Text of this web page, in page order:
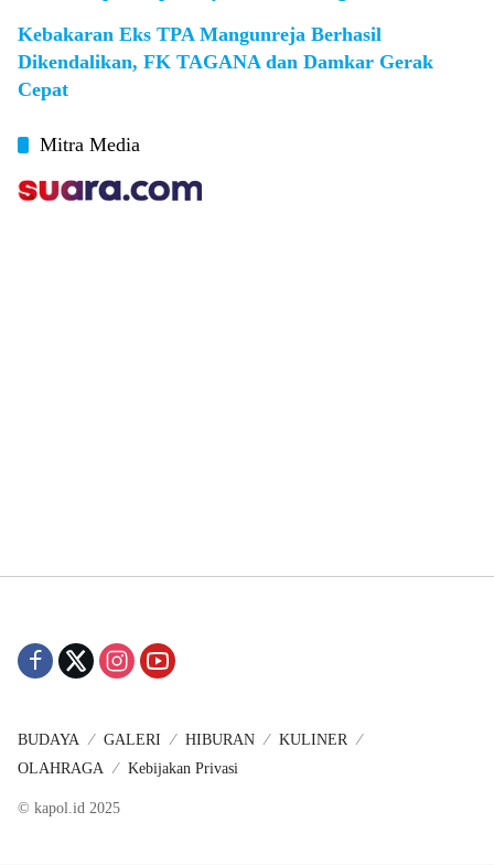
Kebakaran Eks TPA Mangunreja Berhasil
Dikendalikan, FK TAGANA dan Damkar Gerak
Cepat
Mitra Media
BUDAYA GALERI HIBURAN
KULINER
OLAHRAGA
Kebijakan Privasi
© kapol.id 2025